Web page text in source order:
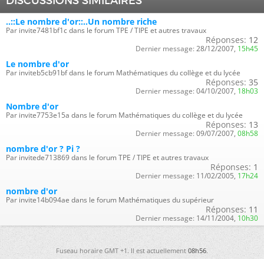
..::Le nombre d'or::..Un nombre riche
Par invite7481bf1c dans le forum TPE / TIPE et autres travaux
Réponses: 12
Dernier message: 28/12/2007, 15h45
Le nombre d'or
Par inviteb5cb91bf dans le forum Mathématiques du collège et du lycée
Réponses: 35
Dernier message: 04/10/2007, 18h03
Nombre d'or
Par invite7753e15a dans le forum Mathématiques du collège et du lycée
Réponses: 13
Dernier message: 09/07/2007, 08h58
nombre d'or ? Pi ?
Par invitede713869 dans le forum TPE / TIPE et autres travaux
Réponses: 1
Dernier message: 11/02/2005, 17h24
nombre d'or
Par invite14b094ae dans le forum Mathématiques du supérieur
Réponses: 11
Dernier message: 14/11/2004, 10h30
Fuseau horaire GMT +1. Il est actuellement08h56.